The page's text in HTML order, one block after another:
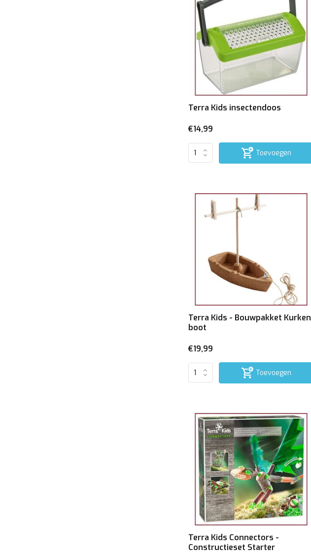
Terra Kids insectendoos
€14,99
Toevoegen
Terra Kids - Bouwpakket Kurken
boot
€19,99
Toevoegen
Terra Kids Connectors -
Constructieset Starter